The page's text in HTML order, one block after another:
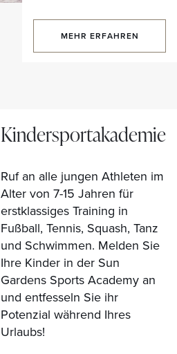
MEHR ERFAHREN
Kindersportakademie
Ruf an alle jungen Athleten im
Alter von 7-15 Jahren für
erstklassiges Training in
Fußball, Tennis, Squash, Tanz
und Schwimmen. Melden Sie
Ihre Kinder in der Sun
Gardens Sports Academy an
und entfesseln Sie ihr
Potenzial während Ihres
Urlaubs!